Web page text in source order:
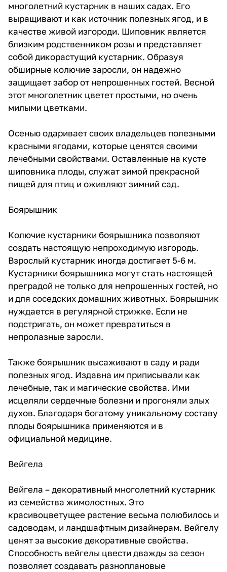
многолетний кустарник в наших садах. Его
выращивают и как источник полезных ягод, и в
качестве живой изгороди. Шиповник является
близким родственником розы и представляет
собой дикорастущий кустарник. Образуя
обширные колючие заросли, он надежно
защищает забор от непрошенных гостей. Весной
этот многолетник цветет простыми, но очень
милыми цветками.
Осенью одаривает своих владельцев полезными
красными ягодами, которые ценятся своими
лечебными свойствами. Оставленные на кусте
шиповника плоды, служат зимой прекрасной
пищей для птиц и оживляют зимний сад.
Боярышник
Колючие кустарники боярышника позволяют
создать настоящую непроходимую изгородь.
Взрослый кустарник иногда достигает 5-6 м.
Кустарники боярышника могут стать настоящей
преградой не только для непрошенных гостей, но
и для соседских домашних животных. Боярышник
нуждается в регулярной стрижке. Если не
подстригать, он может превратиться в
непролазные заросли.
Также боярышник высаживают в саду и ради
полезных ягод. Издавна им приписывали как
лечебные, так и магические свойства. Ими
исцеляли сердечные болезни и прогоняли злых
духов. Благодаря богатому уникальному составу
плоды боярышника применяются и в
официальной медицине.
Вейгела
Вейгела – декоративный многолетний кустарник
из семейства жимолостных. Это
красивоцветущее растение весьма полюбилось и
садоводам, и ландшафтным дизайнерам. Вейгелу
ценят за высокие декоративные свойства.
Способность вейгелы цвести дважды за сезон
позволяет создавать разноплановые